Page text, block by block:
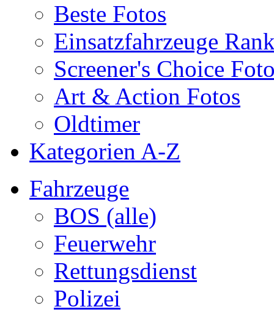
Beste Fotos
Einsatzfahrzeuge
Screener's Choice
Art & Action Fotos
Oldtimer
Kategorien A-Z
Fahrzeuge
BOS (alle)
Feuerwehr
Rettungsdienst
Polizei